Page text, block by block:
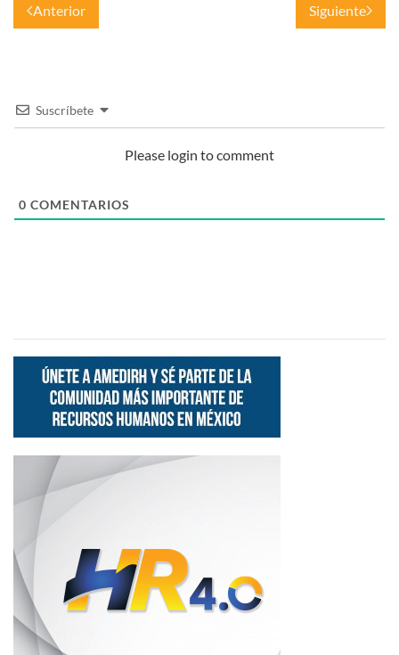
Anterior Siguiente
Suscríbete
Please login to comment
0 COMENTARIOS